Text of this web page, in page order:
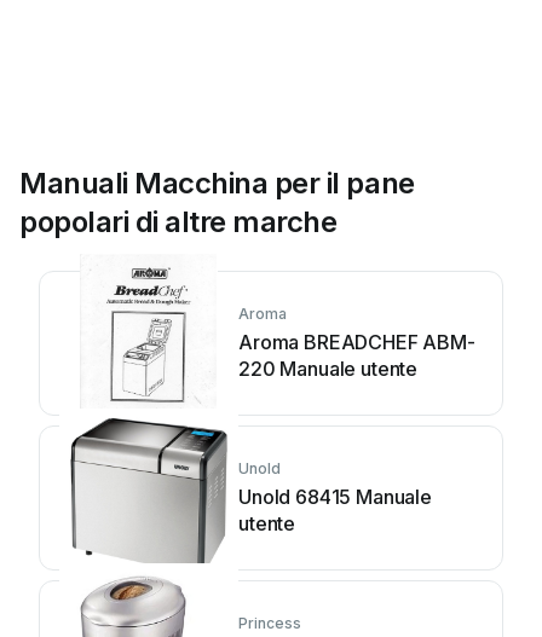
Manuali Macchina per il pane
popolari di altre marche
Aroma
Aroma BREADCHEF ABM-
220 Manuale utente
Unold
Unold 68415 Manuale
utente
Princess